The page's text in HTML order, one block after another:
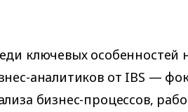
ключевых особенностей
аналитиков от IBS —
бизнес-процессов,